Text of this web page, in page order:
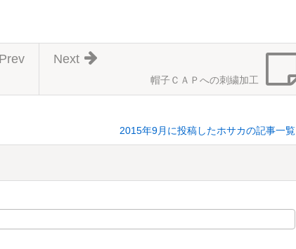
帽子ＣＡＰへの刺繍加工
Next
Prev
2015年9月に投稿したホサカの記事一覧